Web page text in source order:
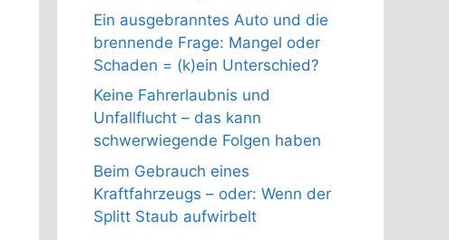
Ein ausgebranntes Auto und die
brennende Frage: Mangel oder
Schaden = (k)ein Unterschied?
Keine Fahrerlaubnis und
Unfallflucht – das kann
schwerwiegende Folgen haben
Beim Gebrauch eines
Kraftfahrzeugs – oder: Wenn der
Splitt Staub aufwirbelt